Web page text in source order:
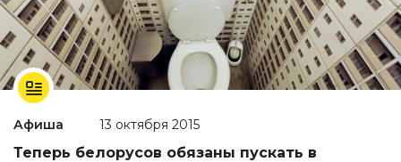
Афиша 13 октября 2015
Теперь белорусов обязаны пускать в